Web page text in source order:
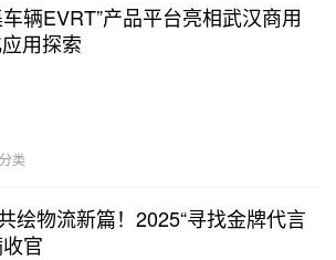
辆EVRT”产品平台亮相武汉商用
用探索
类
绘物流新篇！2025“寻找金牌代言
官